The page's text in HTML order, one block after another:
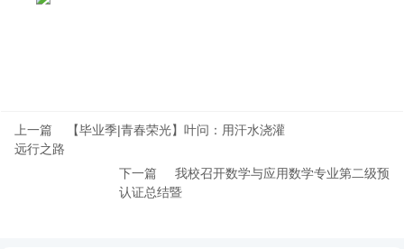
上一篇 【毕业季|青春荣光】叶问：用汗水浇灌
远行之路
下一篇 我校召开数学与应用数学专业第二级预
认证总结暨